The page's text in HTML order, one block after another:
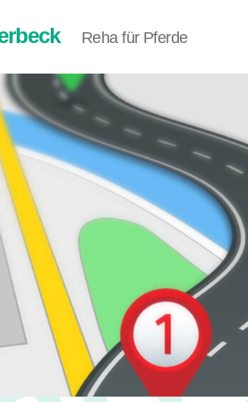
Reha für Pferde